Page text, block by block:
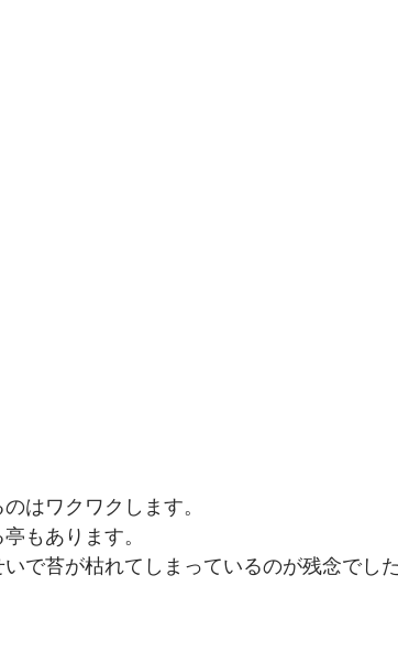
はワクワクします。
もあります。
で苔が枯れてしまっているのが残念でした